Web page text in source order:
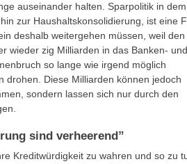
auseinander halten. Sparpolitik in
zur Haushaltskonsolidierung, ist eine
deshalb weitergehen müssen, weil den
wieder zig Milliarden in das Banken- und
so lange wie irgend möglich
drohen. Diese Milliarden können jedoch
sondern lassen sich nur durch den
sind verheerend”
Kreditwürdigkeit zu wahren und so zu